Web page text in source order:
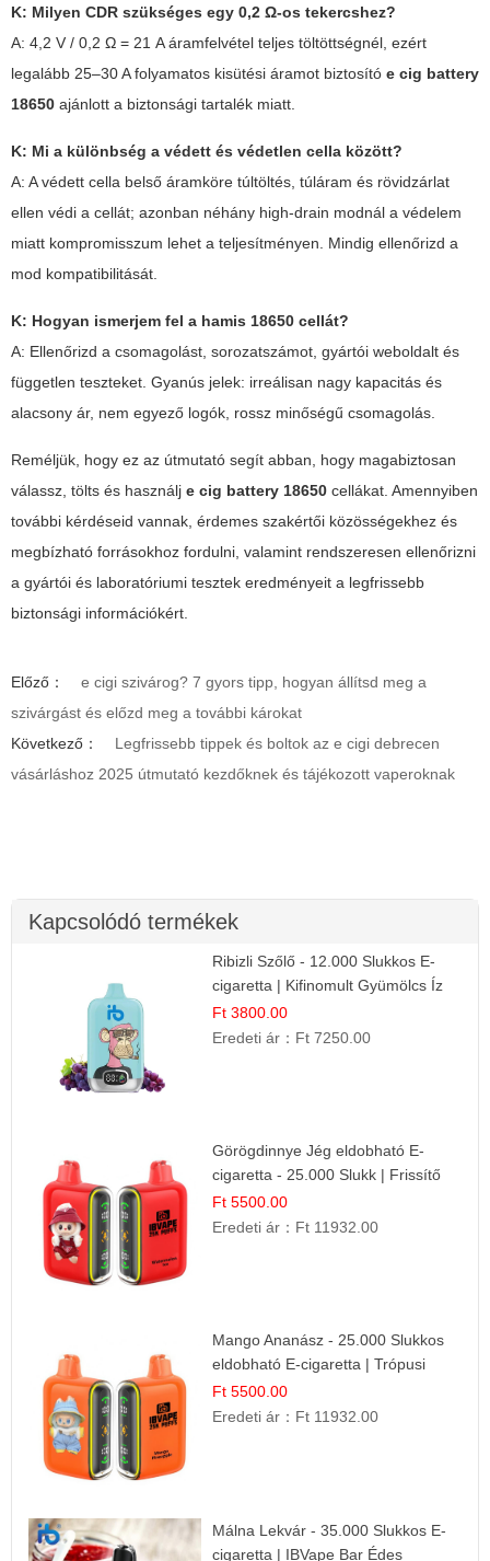
K: Milyen CDR szükséges egy 0,2 Ω-os tekercshez?
A: 4,2 V / 0,2 Ω = 21 A áramfelvétel teljes töltöttségnél, ezért
legalább 25–30 A folyamatos kisütési áramot biztosító e cig battery
18650 ajánlott a biztonsági tartalék miatt.
K: Mi a különbség a védett és védetlen cella között?
A: A védett cella belső áramköre túltöltés, túláram és rövidzárlat
ellen védi a cellát; azonban néhány high-drain modnál a védelem
miatt kompromisszum lehet a teljesítményen. Mindig ellenőrizd a
mod kompatibilitását.
K: Hogyan ismerjem fel a hamis 18650 cellát?
A: Ellenőrizd a csomagolást, sorozatszámot, gyártói weboldalt és
független teszteket. Gyanús jelek: irreálisan nagy kapacitás és
alacsony ár, nem egyező logók, rossz minőségű csomagolás.
Reméljük, hogy ez az útmutató segít abban, hogy magabiztosan
válassz, tölts és használj e cig battery 18650 cellákat. Amennyiben
további kérdéseid vannak, érdemes szakértői közösségekhez és
megbízható forrásokhoz fordulni, valamint rendszeresen ellenőrizni
a gyártói és laboratóriumi tesztek eredményeit a legfrissebb
biztonsági információkért.
Előző：
e cigi szivárog? 7 gyors tipp, hogyan állítsd meg a
szivárgást és előzd meg a további károkat
Következő：
Legfrissebb tippek és boltok az e cigi debrecen
vásárláshoz 2025 útmutató kezdőknek és tájékozott vaperoknak
Kapcsolódó termékek
Ribizli Szőlő - 12.000 Slukkos E-
cigaretta | Kifinomult Gyümölcs Íz
Ft 3800.00
Eredeti ár： Ft 7250.00
Görögdinnye Jég eldobható E-
cigaretta - 25.000 Slukk | Frissítő
Nyári Íz
Ft 5500.00
Eredeti ár： Ft 11932.00
Mango Ananász - 25.000 Slukkos
eldobható E-cigaretta | Trópusi
Ízélmény
Ft 5500.00
Eredeti ár： Ft 11932.00
Málna Lekvár - 35.000 Slukkos E-
cigaretta | IBVape Bar Édes